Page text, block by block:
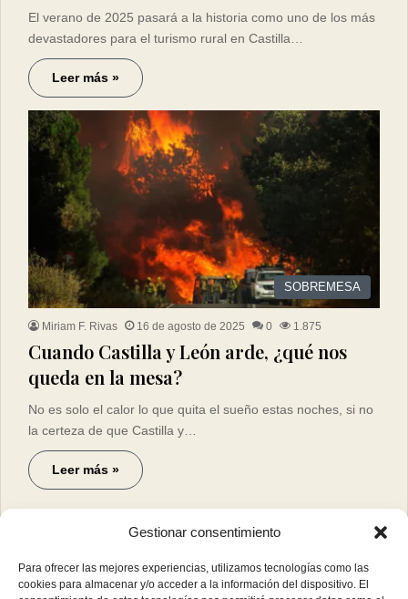
Gestionar consentimiento
Para ofrecer las mejores experiencias, utilizamos tecnologías como las
cookies para almacenar y/o acceder a la información del dispositivo. El
El verano de 2025 pasará a la historia como uno de los más
devastadores para el turismo rural en Castilla…
Leer más »
SOBREMESA
Miriam F. Rivas 16 de agosto de 2025 0 1.875
Cuando Castilla y León arde, ¿qué nos
queda en la mesa?
No es solo el calor lo que quita el sueño estas noches, si no
la certeza de que Castilla y…
Leer más »